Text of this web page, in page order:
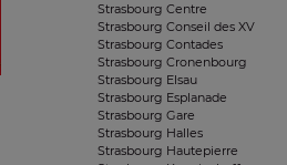
Strasbourg Centre
Strasbourg Conseil des XV
Strasbourg Contades
Strasbourg Cronenbourg
Strasbourg Elsau
Strasbourg Esplanade
Strasbourg Gare
Strasbourg Halles
Strasbourg Hautepierre